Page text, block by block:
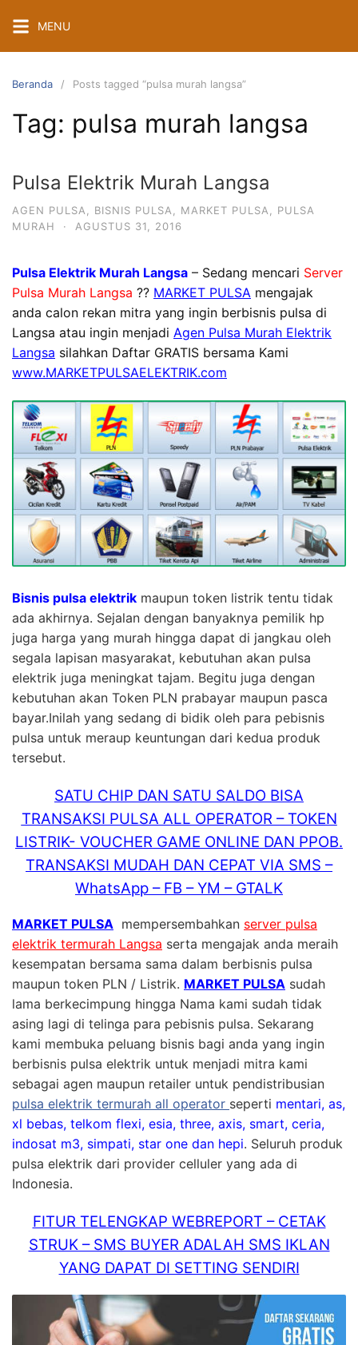
ke
konten
MENU
Beranda Posts tagged “pulsa murah langsa”
Tag: pulsa murah langsa
Pulsa Elektrik Murah Langsa
AGEN PULSA BISNIS PULSA MARKET PULSA
PULSA
MURAH
· AGUSTUS 31, 2016
Pulsa Elektrik Murah Langsa – Sedang mencari Server
Pulsa Murah Langsa ?? MARKET PULSA mengajak
anda calon rekan mitra yang ingin berbisnis pulsa di
Langsa atau ingin menjadi Agen Pulsa Murah Elektrik
Langsa silahkan Daftar GRATIS bersama Kami
www.MARKETPULSAELEKTRIK.com
Bisnis pulsa elektrik maupun token listrik tentu tidak
ada akhirnya. Sejalan dengan banyaknya pemilik hp
juga harga yang murah hingga dapat di jangkau oleh
segala lapisan masyarakat, kebutuhan akan pulsa
elektrik juga meningkat tajam. Begitu juga dengan
kebutuhan akan Token PLN prabayar maupun pasca
bayar.Inilah yang sedang di bidik oleh para pebisnis
pulsa untuk meraup keuntungan dari kedua produk
tersebut.
SATU CHIP DAN SATU SALDO BISA
TRANSAKSI PULSA ALL OPERATOR – TOKEN
LISTRIK- VOUCHER GAME ONLINE DAN PPOB.
TRANSAKSI MUDAH DAN CEPAT VIA SMS –
WhatsApp – FB – YM – GTALK
MARKET PULSA mempersembahkan server pulsa
elektrik termurah Langsa serta mengajak anda meraih
kesempatan bersama sama dalam berbisnis pulsa
maupun token PLN / Listrik. MARKET PULSA sudah
lama berkecimpung hingga Nama kami sudah tidak
asing lagi di telinga para pebisnis pulsa. Sekarang
kami membuka peluang bisnis bagi anda yang ingin
berbisnis pulsa elektrik untuk menjadi mitra kami
sebagai agen maupun retailer untuk pendistribusian
pulsa elektrik termurah all operator seperti mentari, as,
xl bebas, telkom flexi, esia, three, axis, smart, ceria,
indosat m3, simpati, star one dan hepi. Seluruh produk
pulsa elektrik dari provider celluler yang ada di
Indonesia.
FITUR TELENGKAP WEBREPORT – CETAK
STRUK – SMS BUYER ADALAH SMS IKLAN
YANG DAPAT DI SETTING SENDIRI